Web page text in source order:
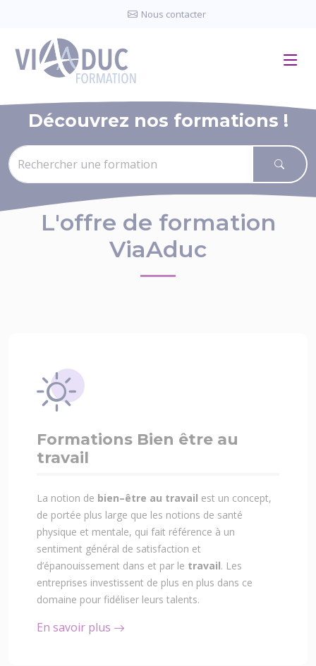
Nous contacter
Découvrez nos formations !
L'offre de formation
ViaAduc
Formations Bien être au
travail
La notion de bien–être au travail est un concept,
de portée plus large que les notions de santé
physique et mentale, qui fait référence à un
sentiment général de satisfaction et
d’épanouissement dans et par le travail. Les
entreprises investissent de plus en plus dans ce
domaine pour fidéliser leurs talents.
En savoir plus
Panneau de gestion des cookies